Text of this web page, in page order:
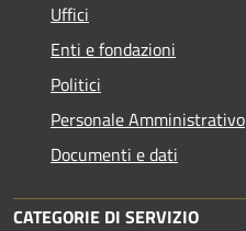
Uffici
Enti e fondazioni
Politici
Personale Amministrativo
Documenti e dati
CATEGORIE DI SERVIZIO